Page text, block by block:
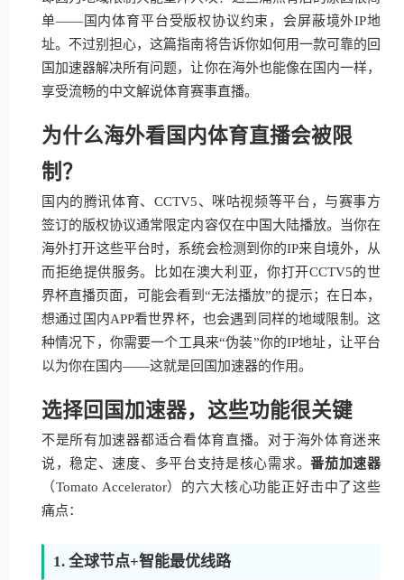
单——国内体育平台受版权协议约束，会屏蔽境外IP地
址。不过别担心，这篇指南将告诉你如何用一款可靠的回
国加速器解决所有问题，让你在海外也能像在国内一样，
享受流畅的中文解说体育赛事直播。
为什么海外看国内体育直播会被限
制？
国内的腾讯体育、CCTV5、咪咕视频等平台，与赛事方
签订的版权协议通常限定内容仅在中国大陆播放。当你在
海外打开这些平台时，系统会检测到你的IP来自境外，从
而拒绝提供服务。比如在澳大利亚，你打开CCTV5的世
界杯直播页面，可能会看到“无法播放”的提示；在日本，
想通过国内APP看世界杯，也会遇到同样的地域限制。这
种情况下，你需要一个工具来“伪装”你的IP地址，让平台
以为你在国内——这就是回国加速器的作用。
选择回国加速器，这些功能很关键
不是所有加速器都适合看体育直播。对于海外体育迷来
说，稳定、速度、多平台支持是核心需求。番茄加速器
（Tomato Accelerator）的六大核心功能正好击中了这些
痛点：
1. 全球节点+智能最优线路